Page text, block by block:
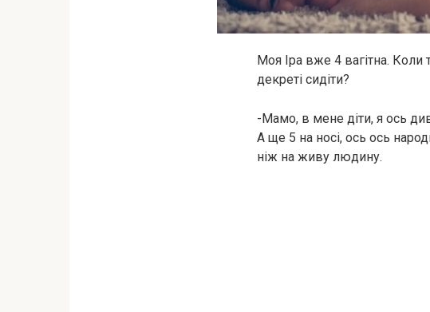
Моя Іра вже 4 вагітна.
декреті сидіти?
-Мамо, в мене діти, я ось
А ще 5 на носі, ось ось
ніж на живу людину.